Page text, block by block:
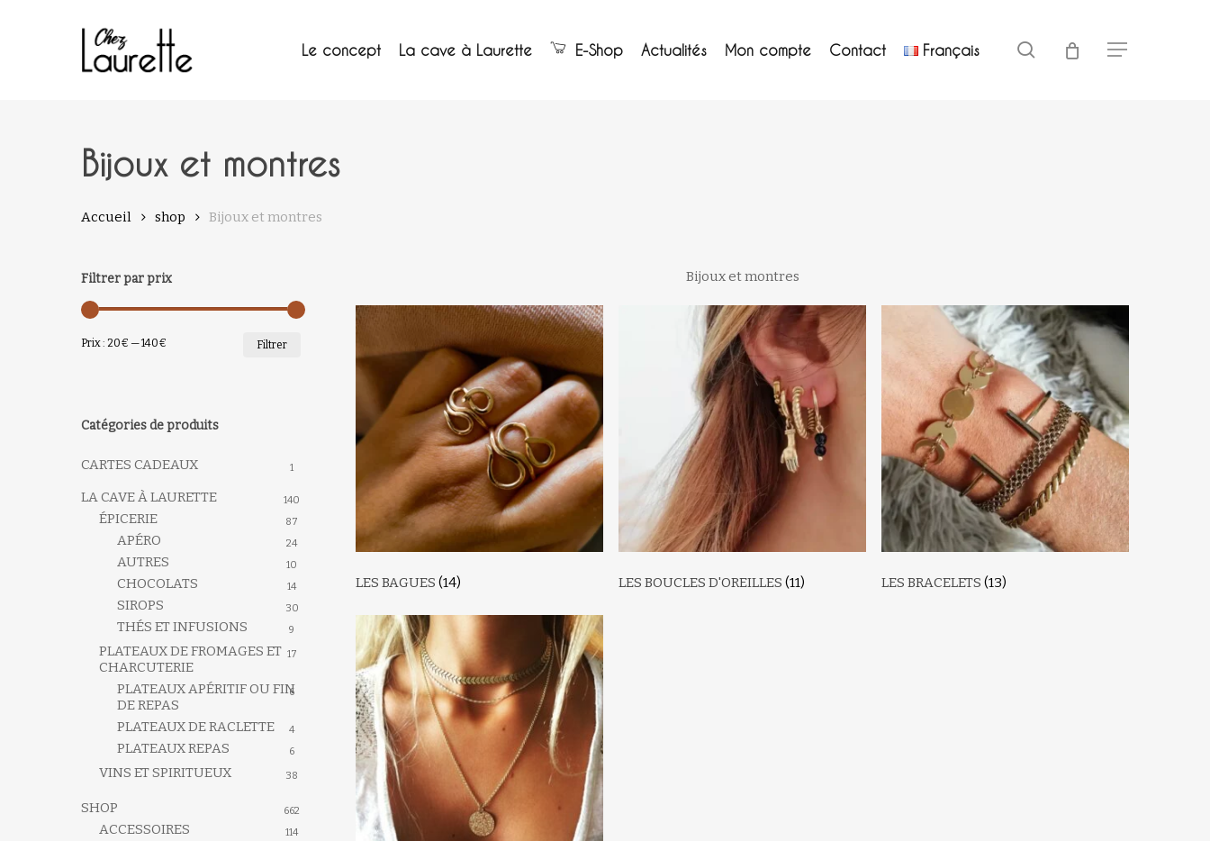
Pressez entrée pour rechercher
Le concept La cave à Laurette E-Shop Actualités Mon compte Contact Français search Menu
Panier
Bijoux et montres
Accueil shop Bijoux et montres
Filtrer par prix
Filtrer
Prix : 20€ —140€
Catégories de produits
CARTES CADEAUX 1
LA CAVE À LAURETTE 140
ÉPICERIE 87
APÉRO 24
AUTRES 10
CHOCOLATS 14
SIROPS 30
THÉS ET INFUSIONS 9
PLATEAUX DE FROMAGES ET
CHARCUTERIE
17
PLATEAUX APÉRITIF OU FIN
DE REPAS
6
PLATEAUX DE RACLETTE 4
PLATEAUX REPAS 6
VINS ET SPIRITUEUX 38
SHOP 662
ACCESSOIRES 114
Bijoux et montres
LES BAGUES(14) LES BOUCLES D'OREILLES(11) LES BRACELETS(13)